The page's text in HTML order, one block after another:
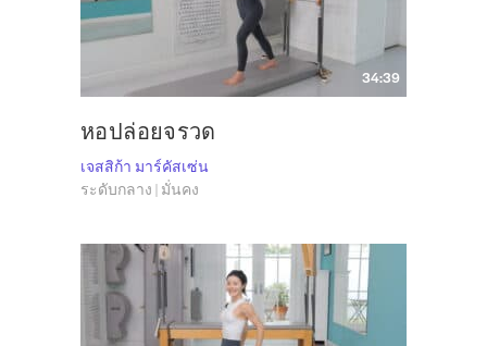
34:39
หอปล่อยจรวด
เจสสิก้า มาร์คัสเซ่น
ระดับกลาง | มั่นคง